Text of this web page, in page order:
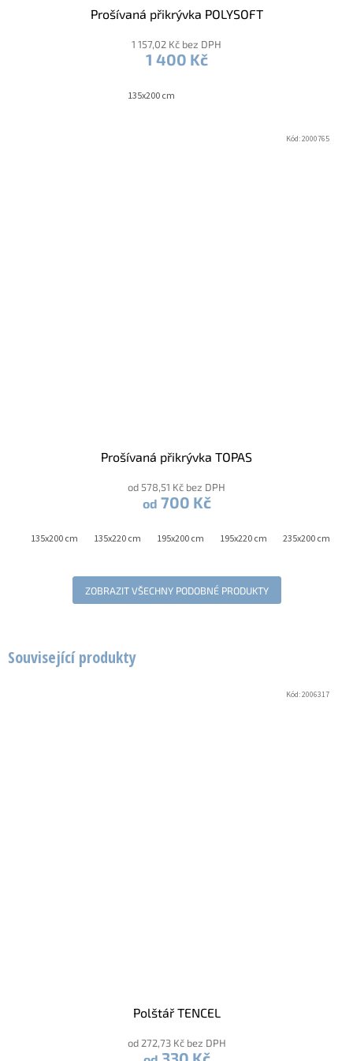
Související produkty
Polštář TENCEL
od 272,73 Kč bez DPH
Kód:2006317
Prošívaná přikrývka POLYSOFT
1 157,02 Kč bez DPH
1 400 Kč
135x200 cm
Prošívaná přikrývka TOPAS
od 578,51 Kč bez DPH
od 700 Kč
135x200 cm 135x220 cm 195x200 cm 195x220 cm 235x200 cm
Kód:2000765
ZOBRAZIT VŠECHNY PODOBNÉ PRODUKTY